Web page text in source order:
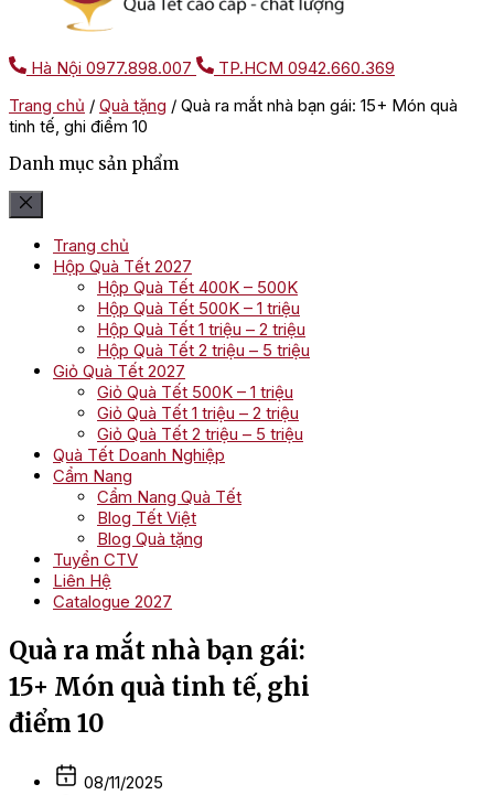
Hà Nội 0977.898.007 TP.HCM 0942.660.369
Trang chủ / Quà tặng / Quà ra mắt nhà bạn gái: 15+ Món quà
tinh tế, ghi điểm 10
Danh mục sản phẩm
Trang chủ
Hộp Quà Tết 2027
Hộp Quà Tết 400K – 500K
Hộp Quà Tết 500K – 1 triệu
Hộp Quà Tết 1 triệu – 2 triệu
Hộp Quà Tết 2 triệu – 5 triệu
Giỏ Quà Tết 2027
Giỏ Quà Tết 500K – 1 triệu
Giỏ Quà Tết 1 triệu – 2 triệu
Giỏ Quà Tết 2 triệu – 5 triệu
Quà Tết Doanh Nghiệp
Cẩm Nang
Cẩm Nang Quà Tết
Blog Tết Việt
Blog Quà tặng
Tuyển CTV
Liên Hệ
Catalogue 2027
Quà ra mắt nhà bạn gái:
15+ Món quà tinh tế, ghi
điểm 10
08/11/2025